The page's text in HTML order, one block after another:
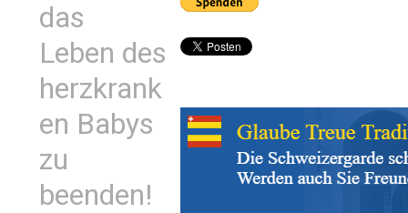
das
Leben des
herzkrank
en Babys
zu
beenden!